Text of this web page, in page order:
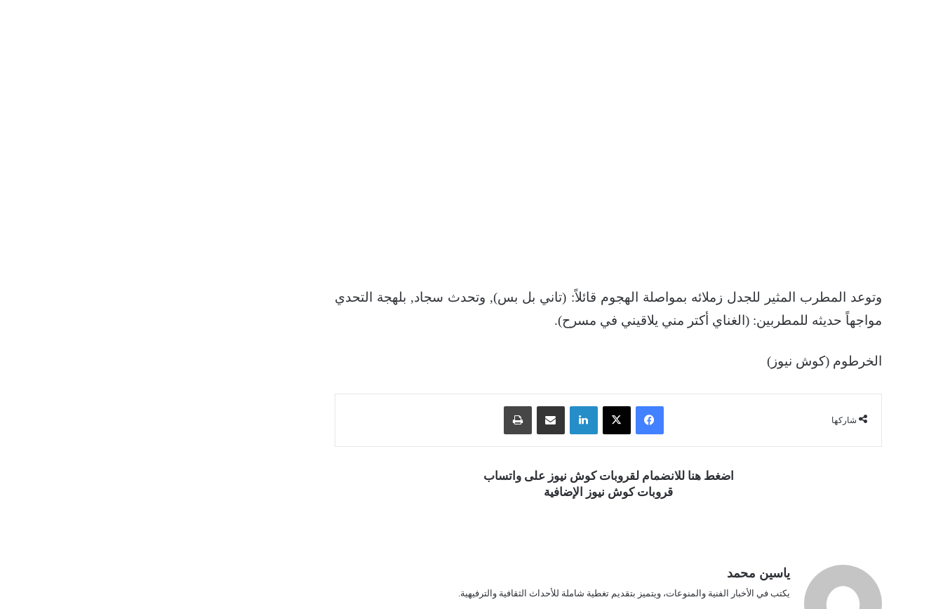
وتوعد المطرب المثير للجدل زملائه بمواصلة الهجوم قائلاً: (تاني بل بس), وتحدث سجاد, بلهجة التحدي
مواجهاً حديثه للمطربين: (الغناي أكتر مني يلاقيني في مسرح).
الخرطوم (كوش نيوز)
شاركها
فيسبوك ‫X لينكدإن مشاركة عبر البريد
اضغط هنا للانضمام لقروبات كوش نيوز على واتساب
قروبات كوش نيوز الإضافية
ياسين محمد
يكتب في الأخبار الفنية والمنوعات، ويتميز بتقديم تغطية شاملة للأحداث الثقافية والترفيهية.